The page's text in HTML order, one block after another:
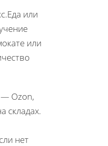
или
или
— Ozon,
складах.
нет